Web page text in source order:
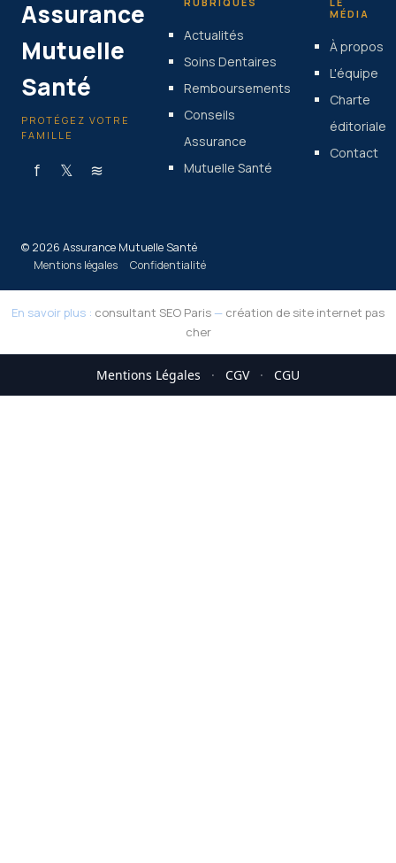
Assurance
Mutuelle
Santé
PROTÉGEZ VOTRE
FAMILLE
f 𝕏 ≋
Actualités
Soins Dentaires
Remboursements
Conseils
Assurance
Mutuelle Santé
MÉDIA
À propos
L'équipe
Charte
éditoriale
Contact
© 2026 Assurance Mutuelle Santé
Mentions légales
Confidentialité
En savoir plus : consultant SEO Paris — création de site internet pas
cher
Mentions Légales · CGV · CGU